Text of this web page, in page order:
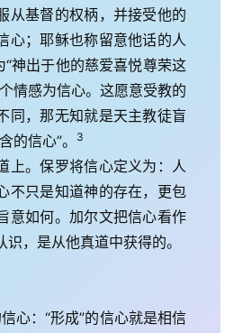
从基督的权柄，并接受他的
心；耶稣也称留意他话的人
“神出于他的慈爱喜悦尊荣这
情感为信心。这愿意受教的
同，那无知就是天主教徒盲
的信心”。
3
上。保罗将信心定义为：人
不只是知道神的存在，更包
意如何。加尔文把信心看作
，是从他真道中获得的。
心：“形成”的信心就是相信